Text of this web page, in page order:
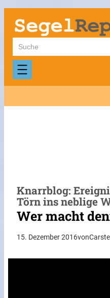
Zum
Inhalt
springen
Suchen
Knarrblog:
Törn ins neblige
Wer macht
15. Dezember 2016von